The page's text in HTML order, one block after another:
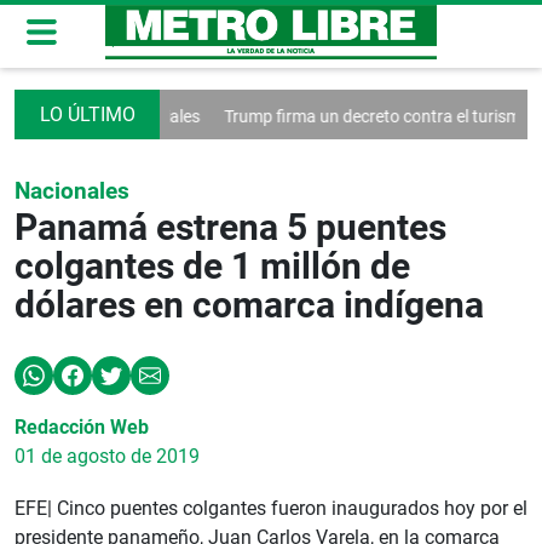
redes sociales Trump firma un decreto contra el turismo
Nacionales
Panamá estrena 5 puentes
colgantes de 1 millón de
dólares en comarca indígena
Redacción Web
01 de agosto de 2019
EFE| Cinco puentes colgantes fueron inaugurados hoy por el
presidente panameño, Juan Carlos Varela, en la comarca